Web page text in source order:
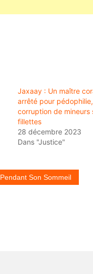
Jaxaay : Un maître
arrêté pour
corruption de mineurs
fillettes
28 décembre 2023
Dans "Justice"
Pendant Son Sommeil